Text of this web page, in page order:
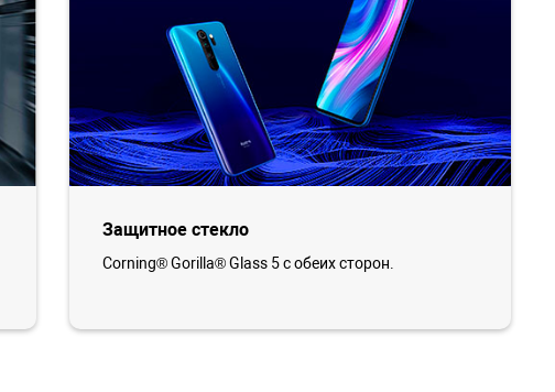
Защитное стекло
Corning® Gorilla® Glass 5 с обеих сторон.